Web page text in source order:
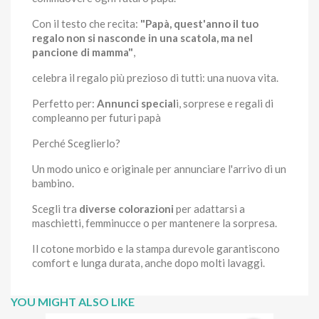
Con il testo che recita: "Papà, quest'anno il tuo
regalo non si nasconde in una scatola, ma nel
pancione di mamma",
celebra il regalo più prezioso di tutti: una nuova vita.
Perfetto per: Annunci speciali, sorprese e regali di
compleanno per futuri papà
Perché Sceglierlo?
Un modo unico e originale per annunciare l'arrivo di un
bambino.
Scegli tra diverse colorazioni per adattarsi a
maschietti, femminucce o per mantenere la sorpresa.
Il cotone morbido e la stampa durevole garantiscono
comfort e lunga durata, anche dopo molti lavaggi.
YOU MIGHT ALSO LIKE